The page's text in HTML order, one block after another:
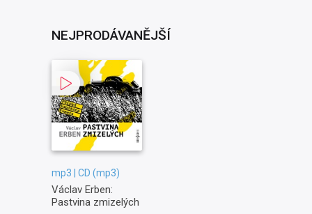
NEJPRODÁVANĚJŠÍ
mp3 | CD (mp3)
Václav Erben:
Pastvina zmizelých